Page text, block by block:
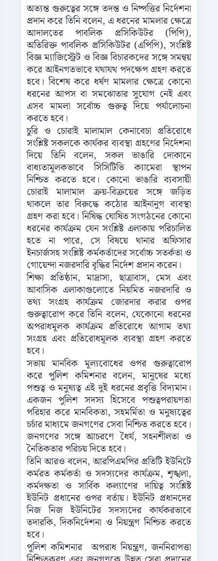
অত্যন্ত গুরুত্বের সঙ্গে তদন্ত ও নিষ্পত্তির নির্দেশনা
প্রদান করে তিনি বলেন, এ ধরনের মামলার ক্ষেত্রে
আদালতের পাবলিক প্রসিকিউটর (পিপি),
অতিরিক্ত পাবলিক প্রসিকিউটর (এপিপি), সংশ্লিষ্ট
বিজ্ঞ ম্যাজিস্ট্রেট ও বিজ্ঞ বিচারকদের সঙ্গে সমন্বয়
করে আইনগতভাবে যথাযথ পদক্ষেপ গ্রহণ করতে
হবে। বিশেষ করে ধর্ষণ মামলার ক্ষেত্রে কোনো
ধরনের আপস বা সমঝোতার সুযোগ নেই এবং
এসব মামলা সর্বোচ্চ গুরুত্ব দিয়ে পর্যালোচনা
করতে হবে।
চুরি ও চোরাই মালামাল কেনাবেচা প্রতিরোধে
সংশ্লিষ্ট সকলকে কার্যকর ব্যবস্থা গ্রহণের নির্দেশনা
দিয়ে তিনি বলেন, সকল ভাঙারি দোকানে
বাধ্যতামূলকভাবে সিসিটিভি ক্যামেরা স্থাপন
নিশ্চিত করতে হবে। কোনো ভাঙারি ব্যবসায়ী
চোরাই মালামাল ক্রয়-বিক্রয়ের সঙ্গে জড়িত
থাকলে তার বিরুদ্ধে কঠোর আইনানুগ ব্যবস্থা
গ্রহণ করা হবে। নিষিদ্ধ ঘোষিত সংগঠনের কোনো
ধরনের কার্যক্রম যেন সংশ্লিষ্ট এলাকায় পরিচালিত
হতে না পারে, সে বিষয়ে থানার অফিসার
ইনচার্জসহ সংশ্লিষ্ট কর্মকর্তাদের সর্বোচ্চ সতর্কতা ও
গোয়েন্দা নজরদারি বৃদ্ধির নির্দেশ প্রদান করেন।
শিক্ষা প্রতিষ্ঠান, মাদ্রাসা, ছাত্রাবাস, মেস এবং
আবাসিক এলাকাগুলোতে নিয়মিত নজরদারি ও
তথ্য সংগ্রহ কার্যক্রম জোরদার করার ওপর
গুরুত্বারোপ করে তিনি বলেন, যেকোনো ধরনের
অপরাধমূলক কার্যক্রম প্রতিরোধে আগাম তথ্য
সংগ্রহ এবং প্রতিরোধমূলক ব্যবস্থা গ্রহণ করতে
হবে।
সভায় মানবিক মূল্যবোধের ওপর গুরুত্বারোপ
করে পুলিশ কমিশনার বলেন, মানুষের মধ্যে
পশুত্ব ও মনুষ্যত্ব এই দুই ধরনের প্রবৃত্তি বিদ্যমান।
একজন পুলিশ সদস্য হিসেবে পশুত্বপরায়ণতা
পরিহার করে মানবিকতা, সহমর্মিতা ও মনুষ্যত্বের
চর্চার মাধ্যমে জনগণের সেবা নিশ্চিত করতে হবে।
জনগণের সঙ্গে আচরণে ধৈর্য, সহনশীলতা ও
নৈতিকতার পরিচয় দিতে হবে।
তিনি আরও বলেন, আরপিএমপির প্রতিটি ইউনিটে
কর্মরত কর্মকর্তা ও সদস্যদের কার্যক্রম, শৃঙ্খলা,
কর্মদক্ষতা ও সার্বিক কল্যাণের দায়িত্ব সংশ্লিষ্ট
ইউনিট প্রধানের ওপর বর্তায়। ইউনিট প্রধানদের
নিজ নিজ ইউনিটের সদস্যদের কার্যকরভাবে
তদারকি, দিকনির্দেশনা ও নিয়ন্ত্রণ নিশ্চিত করতে
হবে।
পুলিশ কমিশনার অপরাধ নিয়ন্ত্রণ, জননিরাপত্তা